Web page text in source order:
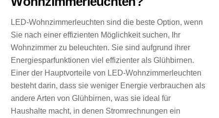
LED-Wohnzimmerleuchten sind die beste Option, wenn
Sie nach einer effizienten Möglichkeit suchen, Ihr
Wohnzimmer zu beleuchten. Sie sind aufgrund ihrer
Energiesparfunktionen viel effizienter als Glühbirnen.
Einer der Hauptvorteile von LED-Wohnzimmerleuchten
besteht darin, dass sie weniger Energie verbrauchen als
andere Arten von Glühbirnen, was sie ideal für
Haushalte macht, in denen Stromrechnungen ein